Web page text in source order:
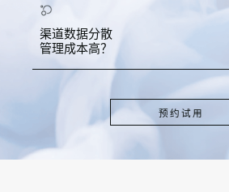
渠道数据分散
管理成本高？
预约试用